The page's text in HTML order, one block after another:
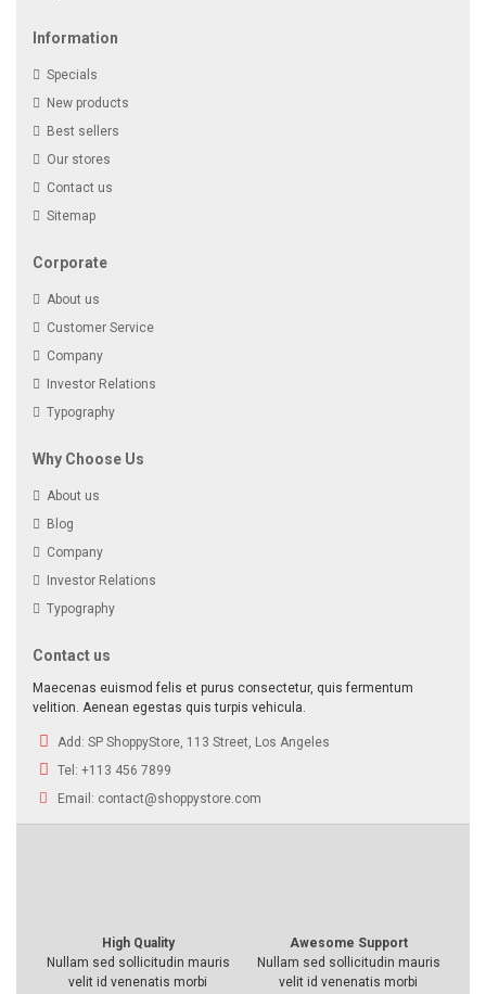
Information
Specials
New products
Best sellers
Our stores
Contact us
Sitemap
Corporate
About us
Customer Service
Company
Investor Relations
Typography
Why Choose Us
About us
Blog
Company
Investor Relations
Typography
Contact us
Maecenas euismod felis et purus consectetur, quis fermentum
velition. Aenean egestas quis turpis vehicula.
Add: SP ShoppyStore, 113 Street, Los Angeles
Tel: +113 456 7899
Email: contact@shoppystore.com
High Quality
Nullam sed sollicitudin mauris
velit id venenatis morbi
Awesome Support
Nullam sed sollicitudin mauris
velit id venenatis morbi